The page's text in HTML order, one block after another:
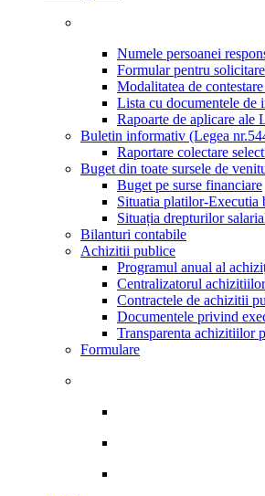
Numele persoanei
Formular pentru
Modalitatea de
Lista cu documentele de
Rapoarte de aplicare ale
Buletin informativ (Legea
Raportare colectare
Buget din toate sursele de
Buget pe surse financiare
Situatia platilor-Executia
Situația drepturilor
Bilanturi contabile
Achizitii publice
Programul anual al
Centralizatorul
Contractele de achizitii
Documentele privind
Transparenta achizitiilor
Formulare